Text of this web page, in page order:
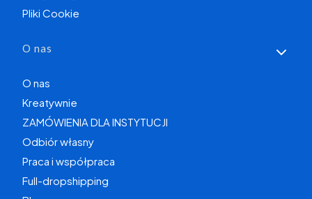
Pliki Cookie
O nas
O nas
Kreatywnie
ZAMÓWIENIA DLA INSTYTUCJI
Odbiór własny
Praca i współpraca
Full-dropshipping